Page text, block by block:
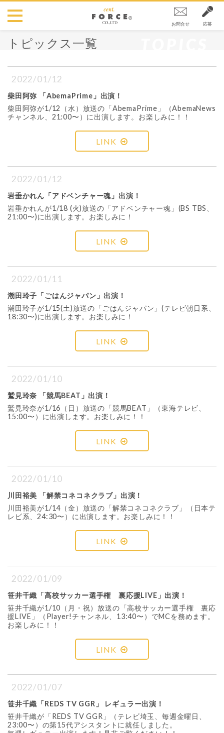
お問合せ 応募
トピックス一覧
2022/01/12
柴田阿弥 「AbemaPrime」出演！
柴田阿弥が1/12（水）放送の「AbemaPrime」（AbemaNews
チャンネル、21:00〜）に出演します。お楽しみに！！
LINK
2022/01/12
岩垂かれん「アドベンチャー魂」出演！
岩垂かれんが1/18 (火)放送の「アドベンチャー魂」(BS TBS、
21:00〜)に出演します。お楽しみに！
LINK
2022/01/11
潮田玲子「ごはんジャパン」出演！
潮田玲子が1/15(土)放送の「ごはんジャパン」(テレビ朝日系、
18:30〜)に出演します。お楽しみに！
LINK
2022/01/10
鷲見玲奈 「競馬BEAT」出演！
鷲見玲奈が1/16（日）放送の「競馬BEAT」（東海テレビ、
15:00〜）に出演します。お楽しみに！！
LINK
2022/01/10
川田裕美 「解禁コネコネクラブ」出演！
川田裕美が1/14（金）放送の「解禁コネコネクラブ」（日本テ
レビ系、24:30〜）に出演します。お楽しみに！！
LINK
2022/01/09
笹井千織「高校サッカー選手権 裏応援LIVE」出演！
笹井千織が1/10（月・祝）放送の「高校サッカー選手権 裏応
援LIVE」（Player!チャンネル、13:40〜）でMCを務めます。
お楽しみに！！
LINK
2022/01/07
笹井千織「REDS TV GGR」 レギュラー出演！
笹井千織が「REDS TV GGR」（テレビ埼玉、毎週金曜日、
23:00〜）の第15代アシスタントに就任しました。